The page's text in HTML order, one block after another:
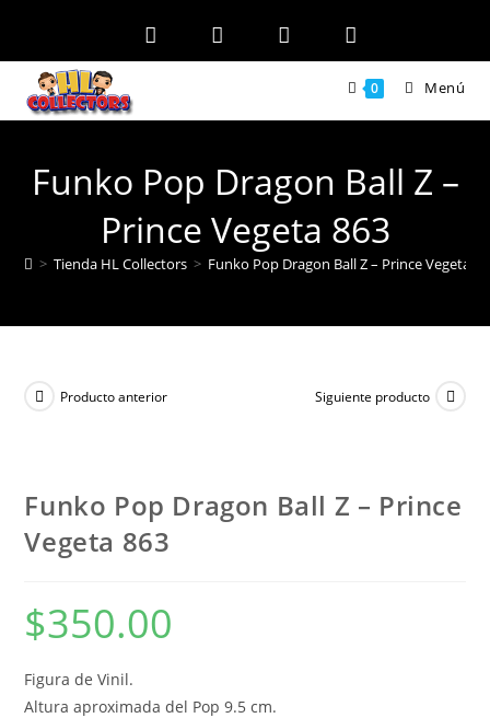
contenido
0 Menú
Funko Pop Dragon Ball Z –
Prince Vegeta 863
> Tienda HL Collectors > Funko Pop Dragon Ball Z – Prince Vegeta
Producto anterior Siguiente producto
Funko Pop Dragon Ball Z – Prince
Vegeta 863
$350.00
Figura de Vinil.
Altura aproximada del Pop 9.5 cm.